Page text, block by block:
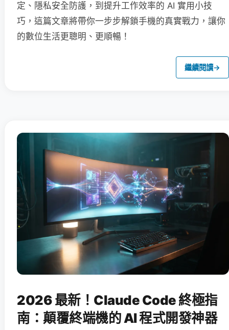
定、隱私安全防護，到提升工作效率的 AI 實用小技
巧，這篇文章將帶你一步步解鎖手機的真實戰力，讓你
的數位生活更聰明、更順暢！
繼續閱讀→
2026 最新！Claude Code 終極指
南：顛覆終端機的 AI 程式開發神器